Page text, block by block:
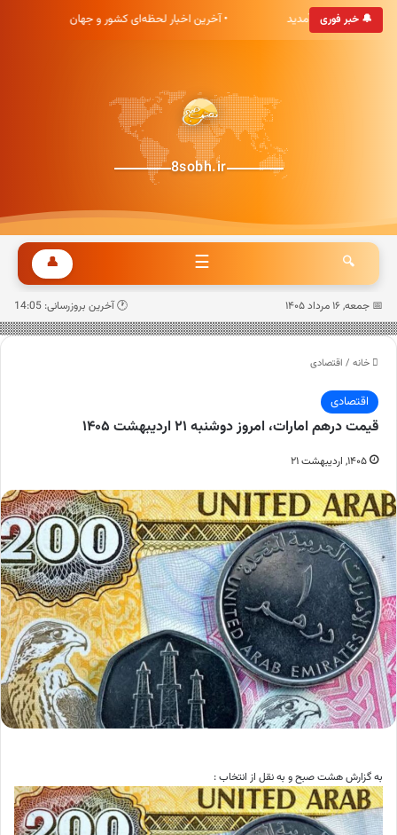
🔔 خبر فوری
هشت صبح خوش آمدید • آخرین اخبار لحظه‌ای کشور و جهان
8sobh.ir
🔍
☰
👤
📅 جمعه, ۱۶ مرداد ۱۴۰۵ 🕐 آخرین بروزرسانی: 14:05
خانه / اقتصادی
اقتصادی
قیمت درهم امارات، امروز دوشنبه ۲۱ اردیبهشت ۱۴۰۵
۱۴۰۵, اردیبهشت ۲۱
به گزارش هشت صبح و به نقل از انتخاب :